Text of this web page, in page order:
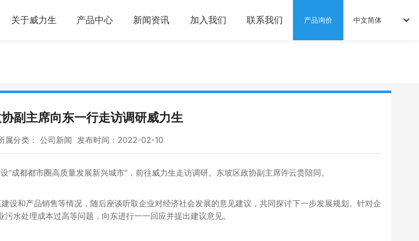
关于威力生 产品中心 新闻资讯 加入我们 联系我们 产品询价 中文简体
副主席向东一行走访调研威力生
属分类： 公司新闻 发布时间：2022-02-10
都都市圈高质量发展新兴城市”，前往威力生走访调研。东坡区政协副主席许云贵陪同。
和产品销售等情况，随后座谈听取企业对经济社会发展的意见建议，共同探讨下一步发展规划。针对企
水处理成本过高等问题，向东进行一一回应并提出建议意见。